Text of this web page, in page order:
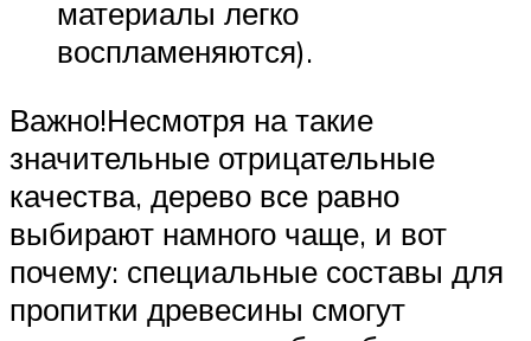
материалы легко
воспламеняются).
Важно!Несмотря на такие
значительные отрицательные
качества, дерево все равно
выбирают намного чаще, и вот
почему: специальные составы для
пропитки древесины смогут